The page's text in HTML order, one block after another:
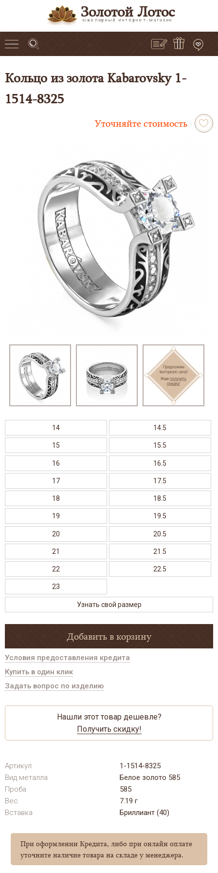
Золотой Лотос
ювелирный интернет-магазин
Кольцо из золота Kabarovsky 1-
1514-8325
Уточняйте стоимость
14 14.5
15 15.5
16 16.5
17 17.5
18 18.5
19 19.5
20 20.5
21 21.5
22 22.5
23
Узнать свой размер
Добавить в корзину
Условия предоставления кредита
Купить в один клик
Задать вопрос по изделию
Нашли этот товар дешевле?
Получить скидку!
Артикул
1-1514-8325
Вид металла
Белое золото 585
Проба
585
Вес
7.19 г
Вставка
Бриллиант (40)
При оформлении Кредита, либо при онлайн оплате
уточните наличие товара на складе у менеджера.